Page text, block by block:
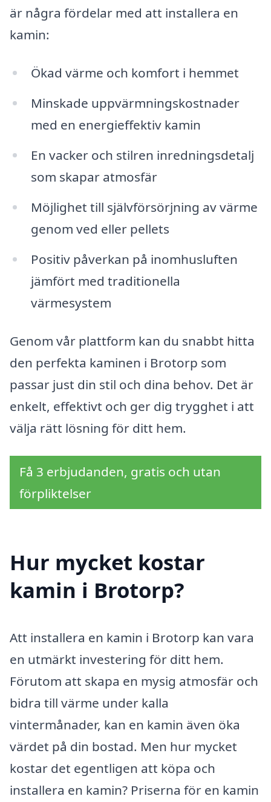
är några fördelar med att installera en
kamin:
Ökad värme och komfort i hemmet
Minskade uppvärmningskostnader
med en energieffektiv kamin
En vacker och stilren inredningsdetalj
som skapar atmosfär
Möjlighet till självförsörjning av värme
genom ved eller pellets
Positiv påverkan på inomhusluften
jämfört med traditionella
värmesystem
Genom vår plattform kan du snabbt hitta
den perfekta kaminen i Brotorp som
passar just din stil och dina behov. Det är
enkelt, effektivt och ger dig trygghet i att
välja rätt lösning för ditt hem.
Få 3 erbjudanden, gratis och utan
förpliktelser
Hur mycket kostar
kamin i Brotorp?
Att installera en kamin i Brotorp kan vara
en utmärkt investering för ditt hem.
Förutom att skapa en mysig atmosfär och
bidra till värme under kalla
vintermånader, kan en kamin även öka
värdet på din bostad. Men hur mycket
kostar det egentligen att köpa och
installera en kamin? Priserna för en kamin